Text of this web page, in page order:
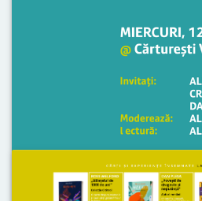
#primapagina
Postedbyunder
De la Cititrol vine a doua
„Băiatul-pește”,